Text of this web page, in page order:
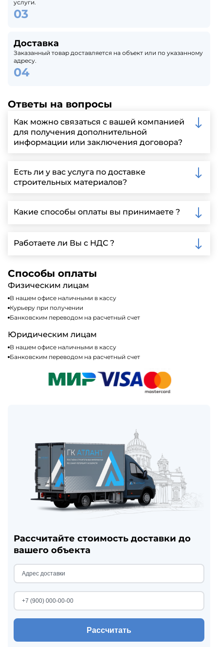
услуги.
Доставка
Заказанный товар доставляется на объект или по указанному
адресу.
Ответы на вопросы
Как можно связаться с вашей компанией
для получения дополнительной
информации или заключения договора?
запрос через нашу официальную почту или
заполнить форму на нашем сайте для более
детальной информации и организации встречи.
Есть ли у вас услуга по доставке
строительных материалов?
Ленинградской области, у нас собственный
автопарк, для обеспечения быстрой и надежной
Какие способы оплаты вы принимаете ?
включая наличные, банковские переводы,
кредитные карты. Подробную информацию о
Работаете ли Вы с НДС ?
налогообложения, т.е с НДС 20%
Способы оплаты
Физическим лицам
В нашем офисе наличными в кассу
Курьеру при получении
Банковским переводом на расчетный счет
Юридическим лицам
В нашем офисе наличными в кассу
Банковским переводом на расчетный счет
Рассчитайте стоимость доставки до
вашего объекта
Рассчитать